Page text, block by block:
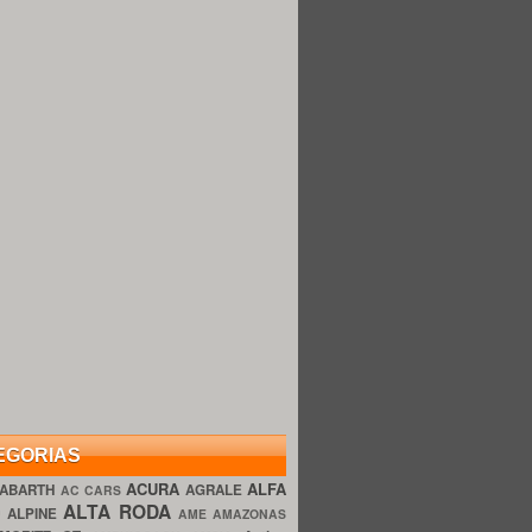
ABARTH AC CARS ACURA AGRALE ALFA
ALPINEALTA RODA AME AMAZONAS